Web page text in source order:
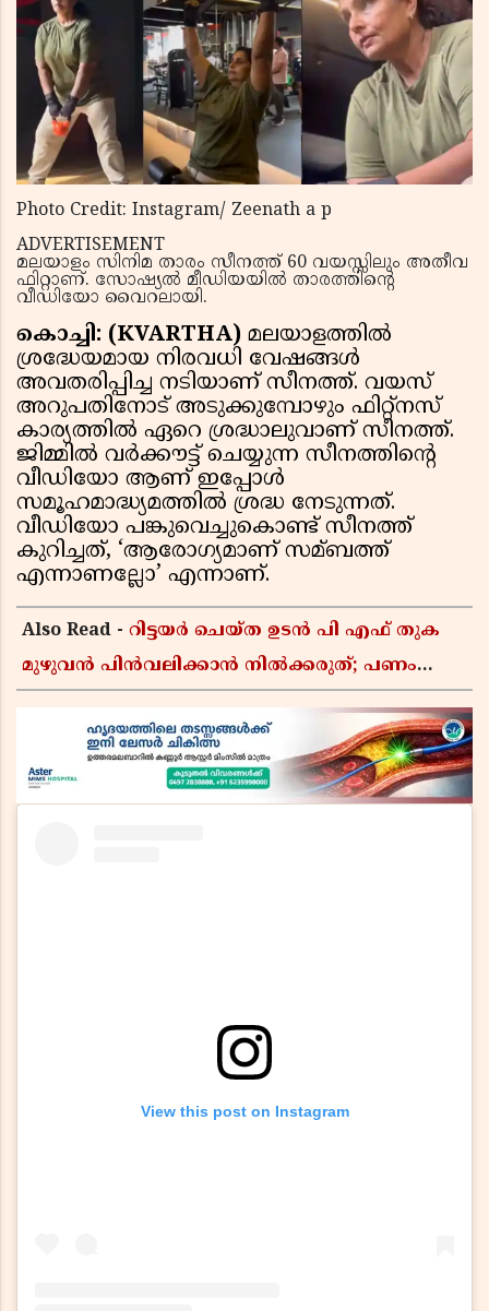
Photo Credit: Instagram/ Zeenath a p
ADVERTISEMENT
മലയാളം സിനിമ താരം സീനത്ത് 60 വയസ്സിലും അതീവ
ഫിറ്റാണ്. സോഷ്യൽ മീഡിയയിൽ താരത്തിന്റെ
വീഡിയോ വൈറലായി.
കൊച്ചി: (KVARTHA) മലയാളത്തിൽ
ശ്രദ്ധേയമായ നിരവധി വേഷങ്ങൾ
അവതരിപ്പിച്ച നടിയാണ് സീനത്ത്. വയസ്
അറുപതിനോട് അടുക്കുമ്പോഴും ഫിറ്റ്നസ്
കാര്യത്തിൽ ഏറെ ശ്രദ്ധാലുവാണ് സീനത്ത്.
ജിമ്മിൽ വർക്കൗട്ട് ചെയ്യുന്ന സീനത്തിന്റെ
വീഡിയോ ആണ് ഇപ്പോൾ
സമൂഹമാദ്ധ്യമത്തിൽ ശ്രദ്ധ നേടുന്നത്.
വീഡിയോ പങ്കുവെച്ചുകൊണ്ട് സീനത്ത്
കുറിച്ചത്, ‘ആരോഗ്യമാണ് സമ്ബത്ത്
എന്നാണല്ലോ’ എന്നാണ്.
Also Read - റിട്ടയർ ചെയ്ത ഉടൻ പി എഫ് തുക
മുഴുവൻ പിൻവലിക്കാൻ നിൽക്കരുത്; പണം
അറിയാം
View this post on Instagram